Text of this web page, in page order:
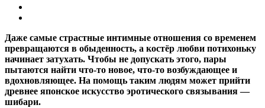
Даже самые страстные интимные отношения со временем
превращаются в обыденность, а костёр любви потихоньку
начинает затухать. Чтобы не допускать этого, пары
пытаются найти что-то новое, что-то возбуждающее и
вдохновляющее. На помощь таким людям может прийти
древнее японское искусство эротического связывания —
шибари.